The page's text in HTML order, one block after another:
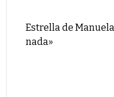
Estrella de
nada»